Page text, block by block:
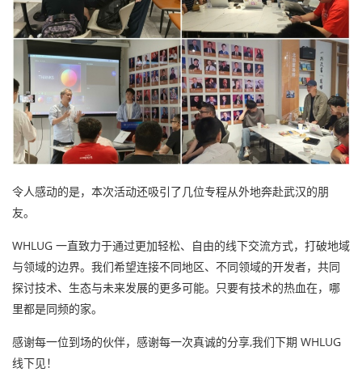
令人感动的是，本次活动还吸引了几位专程从外地奔赴武汉的朋
友。
WHLUG 一直致力于通过更加轻松、自由的线下交流方式，打破地域
与领域的边界。我们希望连接不同地区、不同领域的开发者，共同
探讨技术、生态与未来发展的更多可能。只要有技术的热血在，哪
里都是同频的家。
感谢每一位到场的伙伴，感谢每一次真诚的分享,我们下期 WHLUG
线下见！